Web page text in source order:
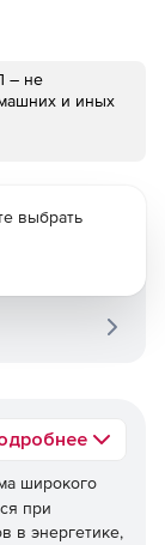
– не
и иных
широкого
при
в энергетике,
выбрать